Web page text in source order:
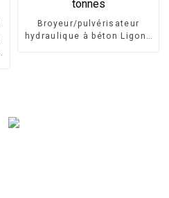
Broyeur/pulvérisateur
hydraulique à béton Ligong